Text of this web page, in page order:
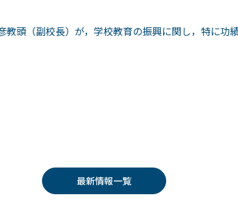
頭（副校長）が，学校教育の振興に関し，特に功
最新情報一覧